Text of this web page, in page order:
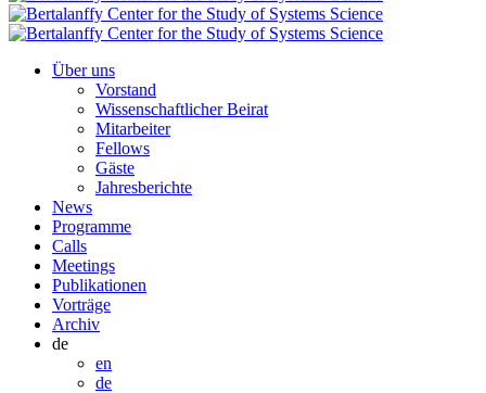
Über uns
Vorstand
Wissenschaftlicher Beirat
Mitarbeiter
Fellows
Gäste
Jahresberichte
News
Programme
Calls
Meetings
Publikationen
Vorträge
Archiv
de
en
de